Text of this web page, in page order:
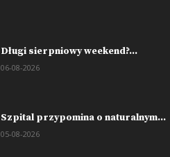
Długi sierpniowy weekend?...
06-08-2026
Szpital przypomina o naturalnym...
05-08-2026